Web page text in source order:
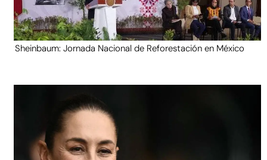
Sheinbaum: Jornada Nacional de Reforestación en México